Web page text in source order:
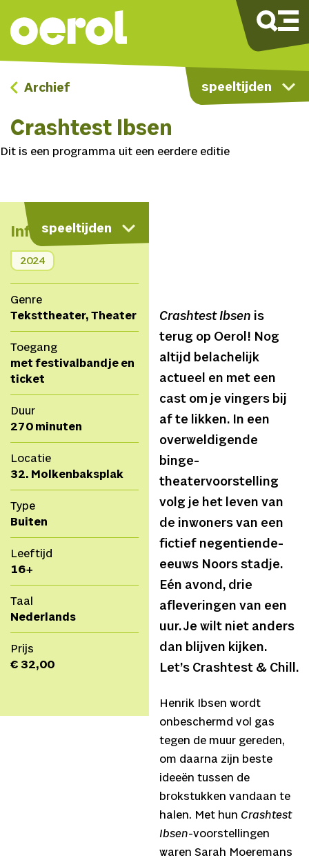
speeltijden
Archief
Crashtest Ibsen
Dit is een programma uit een eerdere editie
speeltijden
Info
2024
Genre
Teksttheater, Theater
Toegang
met festivalbandje en
ticket
Duur
270 minuten
Locatie
32. Molkenbaksplak
Type
Buiten
Leeftijd
16+
Taal
Nederlands
Prijs
€ 32,00
Crashtest Ibsen is
terug op Oerol! Nog
altijd belachelijk
actueel en met een
cast om je vingers bij
af te likken. In een
overweldigende
binge-
theatervoorstelling
volg je het leven van
de inwoners van een
fictief negentiende-
eeuws Noors stadje.
Eén avond, drie
afleveringen van een
uur. Je wilt niet anders
dan blijven kijken.
Let’s Crashtest & Chill.
Henrik Ibsen wordt
onbeschermd vol gas
tegen de muur gereden,
om daarna zijn beste
ideeën tussen de
brokstukken vandaan te
halen. Met hun Crashtest
Ibsen-voorstellingen
waren Sarah Moeremans